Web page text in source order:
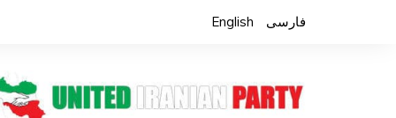
فارسی English